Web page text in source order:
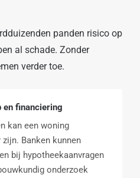
panden risico op
al schade. Zonder
verder toe.
en financiering
kan een woning
Banken kunnen
bij hypotheekaanvragen
onderzoek